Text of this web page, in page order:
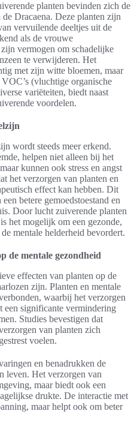
planten bevinden zich de
Dracaena. Deze planten zijn
vervuilende deeltjes uit de
als de vrouwe
vermogen om schadelijke
te verwijderen. Het
met zijn witte bloemen, maar
(vluchtige organische
variëteiten, biedt naast
voordelen.
wordt steeds meer erkend.
helpen niet alleen bij het
kunnen ook stress en angst
het verzorgen van planten en
effect kan hebben. Dit
betere gemoedstoestand en
Door lucht zuiverende planten
het mogelijk om een gezonde,
mentale helderheid bevordert.
de mentale gezondheid
effecten van planten op de
zijn. Planten en mentale
waarbij het verzorgen
een significante vermindering
Studies bevestigen dat
van planten zich
voelen.
en benadrukken de
leven. Het verzorgen van
maar biedt ook een
drukte. De interactie met
maar helpt ook om beter